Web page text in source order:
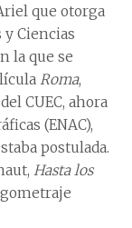
que otorga
y Ciencias
la que se
Roma,
CUEC, ahora
(ENAC),
postulada.
Hasta los